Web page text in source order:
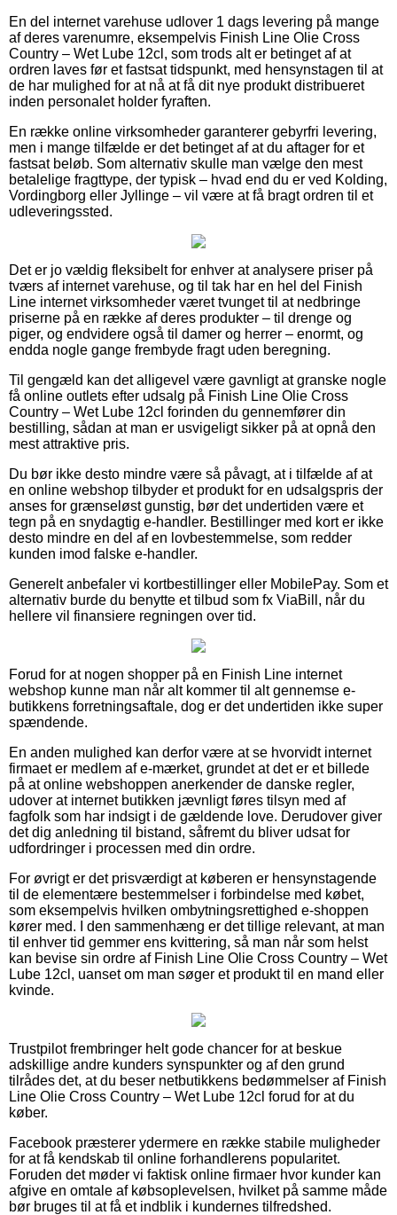
En del internet varehuse udlover 1 dags levering på mange
af deres varenumre, eksempelvis Finish Line Olie Cross
Country – Wet Lube 12cl, som trods alt er betinget af at
ordren laves før et fastsat tidspunkt, med hensynstagen til at
de har mulighed for at nå at få dit nye produkt distribueret
inden personalet holder fyraften.
En række online virksomheder garanterer gebyrfri levering,
men i mange tilfælde er det betinget af at du aftager for et
fastsat beløb. Som alternativ skulle man vælge den mest
betalelige fragttype, der typisk – hvad end du er ved Kolding,
Vordingborg eller Jyllinge – vil være at få bragt ordren til et
udleveringssted.
Det er jo vældig fleksibelt for enhver at analysere priser på
tværs af internet varehuse, og til tak har en hel del Finish
Line internet virksomheder været tvunget til at nedbringe
priserne på en række af deres produkter – til drenge og
piger, og endvidere også til damer og herrer – enormt, og
endda nogle gange frembyde fragt uden beregning.
Til gengæld kan det alligevel være gavnligt at granske nogle
få online outlets efter udsalg på Finish Line Olie Cross
Country – Wet Lube 12cl forinden du gennemfører din
bestilling, sådan at man er usvigeligt sikker på at opnå den
mest attraktive pris.
Du bør ikke desto mindre være så påvagt, at i tilfælde af at
en online webshop tilbyder et produkt for en udsalgspris der
anses for grænseløst gunstig, bør det undertiden være et
tegn på en snydagtig e-handler. Bestillinger med kort er ikke
desto mindre en del af en lovbestemmelse, som redder
kunden imod falske e-handler.
Generelt anbefaler vi kortbestillinger eller MobilePay. Som et
alternativ burde du benytte et tilbud som fx ViaBill, når du
hellere vil finansiere regningen over tid.
Forud for at nogen shopper på en Finish Line internet
webshop kunne man når alt kommer til alt gennemse e-
butikkens forretningsaftale, dog er det undertiden ikke super
spændende.
En anden mulighed kan derfor være at se hvorvidt internet
firmaet er medlem af e-mærket, grundet at det er et billede
på at online webshoppen anerkender de danske regler,
udover at internet butikken jævnligt føres tilsyn med af
fagfolk som har indsigt i de gældende love. Derudover giver
det dig anledning til bistand, såfremt du bliver udsat for
udfordringer i processen med din ordre.
For øvrigt er det prisværdigt at køberen er hensynstagende
til de elementære bestemmelser i forbindelse med købet,
som eksempelvis hvilken ombytningsrettighed e-shoppen
kører med. I den sammenhæng er det tillige relevant, at man
til enhver tid gemmer ens kvittering, så man når som helst
kan bevise sin ordre af Finish Line Olie Cross Country – Wet
Lube 12cl, uanset om man søger et produkt til en mand eller
kvinde.
Trustpilot frembringer helt gode chancer for at beskue
adskillige andre kunders synspunkter og af den grund
tilrådes det, at du beser netbutikkens bedømmelser af Finish
Line Olie Cross Country – Wet Lube 12cl forud for at du
køber.
Facebook præsterer ydermere en række stabile muligheder
for at få kendskab til online forhandlerens popularitet.
Foruden det møder vi faktisk online firmaer hvor kunder kan
afgive en omtale af købsoplevelsen, hvilket på samme måde
bør bruges til at få et indblik i kundernes tilfredshed.